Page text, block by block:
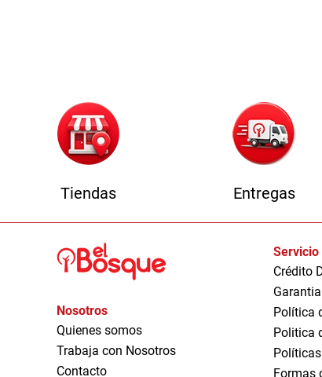
Tiendas Entregas
Nosotros
Quienes somos
Trabaja con Nosotros
Contacto
Crédito
Garantia
Política
Politica
Formas